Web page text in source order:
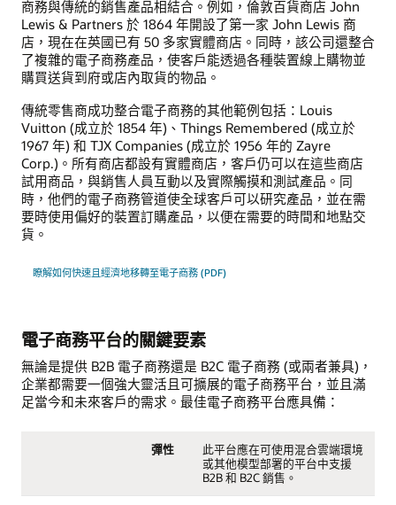
商務與傳統的銷售產品相結合。例如，倫敦百貨商店 John
Lewis & Partners 於 1864 年開設了第一家 John Lewis 商
店，現在在英國已有 50 多家實體商店。同時，該公司還整合
了複雜的電子商務產品，使客戶能透過各種裝置線上購物並
購買送貨到府或店內取貨的物品。
傳統零售商成功整合電子商務的其他範例包括：Louis
Vuitton (成立於 1854 年)、Things Remembered (成立於
1967 年) 和 TJX Companies (成立於 1956 年的 Zayre
Corp.)。所有商店都設有實體商店，客戶仍可以在這些商店
試用商品，與銷售人員互動以及實際觸摸和測試產品。同
時，他們的電子商務管道使全球客戶可以研究產品，並在需
要時使用偏好的裝置訂購產品，以便在需要的時間和地點交
貨。
瞭解如何快速且經濟地移轉至電子商務 (PDF)
電子商務平台的關鍵要素
無論是提供 B2B 電子商務還是 B2C 電子商務 (或兩者兼具)，
企業都需要一個強大靈活且可擴展的電子商務平台，並且滿
足當今和未來客戶的需求。最佳電子商務平台應具備：
彈性
此平台應在可使用混合雲端環境
或其他模型部署的平台中支援
B2B 和 B2C 銷售。